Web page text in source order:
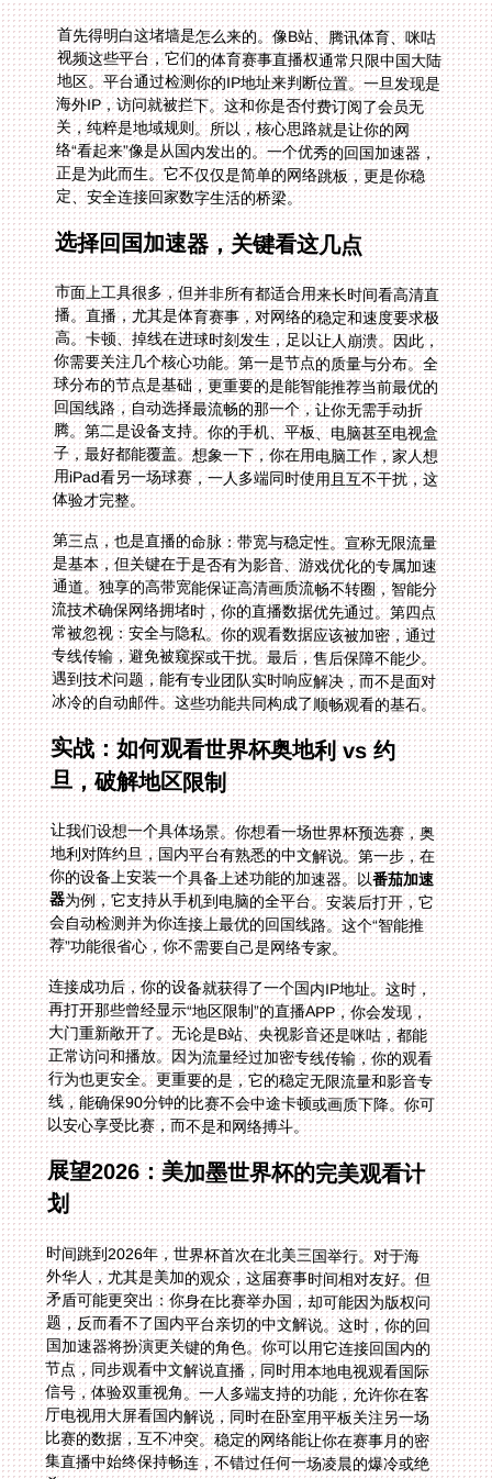
首先得明白这堵墙是怎么来的。像B站、腾讯体育、咪咕
视频这些平台，它们的体育赛事直播权通常只限中国大陆
地区。平台通过检测你的IP地址来判断位置。一旦发现是
海外IP，访问就被拦下。这和你是否付费订阅了会员无
关，纯粹是地域规则。所以，核心思路就是让你的网
络“看起来”像是从国内发出的。一个优秀的回国加速器，
正是为此而生。它不仅仅是简单的网络跳板，更是你稳
定、安全连接回家数字生活的桥梁。
选择回国加速器，关键看这几点
市面上工具很多，但并非所有都适合用来长时间看高清直
播。直播，尤其是体育赛事，对网络的稳定和速度要求极
高。卡顿、掉线在进球时刻发生，足以让人崩溃。因此，
你需要关注几个核心功能。第一是节点的质量与分布。全
球分布的节点是基础，更重要的是能智能推荐当前最优的
回国线路，自动选择最流畅的那一个，让你无需手动折
腾。第二是设备支持。你的手机、平板、电脑甚至电视盒
子，最好都能覆盖。想象一下，你在用电脑工作，家人想
用iPad看另一场球赛，一人多端同时使用且互不干扰，这
体验才完整。
第三点，也是直播的命脉：带宽与稳定性。宣称无限流量
是基本，但关键在于是否有为影音、游戏优化的专属加速
通道。独享的高带宽能保证高清画质流畅不转圈，智能分
流技术确保网络拥堵时，你的直播数据优先通过。第四点
常被忽视：安全与隐私。你的观看数据应该被加密，通过
专线传输，避免被窥探或干扰。最后，售后保障不能少。
遇到技术问题，能有专业团队实时响应解决，而不是面对
冰冷的自动邮件。这些功能共同构成了顺畅观看的基石。
实战：如何观看世界杯奥地利 vs 约
旦，破解地区限制
让我们设想一个具体场景。你想看一场世界杯预选赛，奥
地利对阵约旦，国内平台有熟悉的中文解说。第一步，在
你的设备上安装一个具备上述功能的加速器。以番茄加速
器为例，它支持从手机到电脑的全平台。安装后打开，它
会自动检测并为你连接上最优的回国线路。这个“智能推
荐”功能很省心，你不需要自己是网络专家。
连接成功后，你的设备就获得了一个国内IP地址。这时，
再打开那些曾经显示“地区限制”的直播APP，你会发现，
大门重新敞开了。无论是B站、央视影音还是咪咕，都能
正常访问和播放。因为流量经过加密专线传输，你的观看
行为也更安全。更重要的是，它的稳定无限流量和影音专
线，能确保90分钟的比赛不会中途卡顿或画质下降。你可
以安心享受比赛，而不是和网络搏斗。
展望2026：美加墨世界杯的完美观看计
划
时间跳到2026年，世界杯首次在北美三国举行。对于海
外华人，尤其是美加的观众，这届赛事时间相对友好。但
矛盾可能更突出：你身在比赛举办国，却可能因为版权问
题，反而看不了国内平台亲切的中文解说。这时，你的回
国加速器将扮演更关键的角色。你可以用它连接回国内的
节点，同步观看中文解说直播，同时用本地电视观看国际
信号，体验双重视角。一人多端支持的功能，允许你在客
厅电视用大屏看国内解说，同时在卧室用平板关注另一场
比赛的数据，互不冲突。稳定的网络能让你在赛事月的密
集直播中始终保持畅连，不错过任何一场凌晨的爆冷或绝